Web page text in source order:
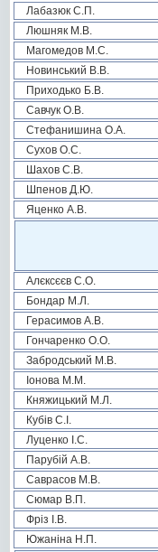
Лабазюк С.П.
Люшняк М.В.
Магомедов М.С.
Новинський В.В.
Приходько Б.В.
Савчук О.В.
Стефанишина О.А.
Сухов О.С.
Шахов С.В.
Шпенов Д.Ю.
Яценко А.В.
Алєксєєв С.О.
Бондар М.Л.
Герасимов А.В.
Гончаренко О.О.
Забродський М.В.
Іонова М.М.
Княжицький М.Л.
Кубів С.І.
Луценко І.С.
Парубій А.В.
Саврасов М.В.
Сюмар В.П.
Фріз І.В.
Южаніна Н.П.